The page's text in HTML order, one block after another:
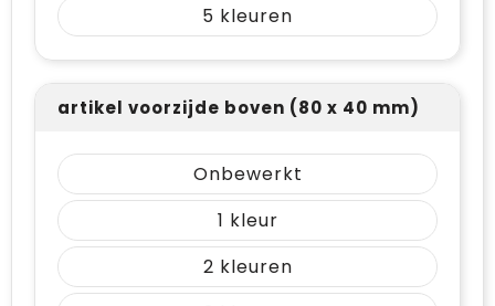
5
artikel voorzijde boven (80 x 40 mm)
Onbewerkt
1
2